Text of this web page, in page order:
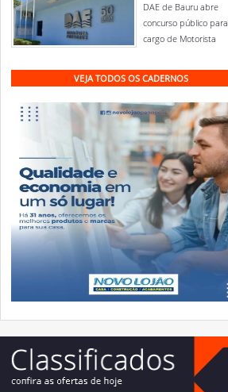
DAE de Bauru abre
concurso público para
cargo de Motorista
VEJA TODOS OS CADERNOS